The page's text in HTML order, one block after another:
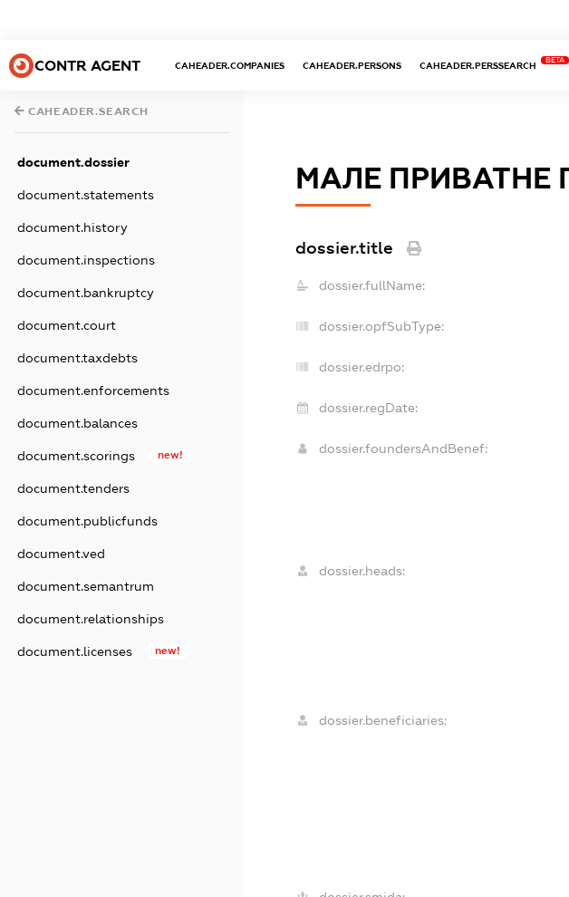
CONTR AGENT CAHEADER.COMPANIES CAHEADER.PERSONS CAHEADER.PERSSEARCH
BETA
CAHEADER.SEARCH
document.dossier
document.statements
document.history
document.inspections
document.bankruptcy
document.court
document.taxdebts
document.enforcements
document.balances
document.scorings new!
document.tenders
document.publicfunds
document.ved
document.semantrum
document.relationships
document.licenses new!
МАЛЕ ПРИВАТНЕ
dossier.title
dossier.fullName:
dossier.opfSubType:
dossier.edrpo:
dossier.regDate:
dossier.foundersAndBenef:
dossier.heads:
dossier.beneficiaries: